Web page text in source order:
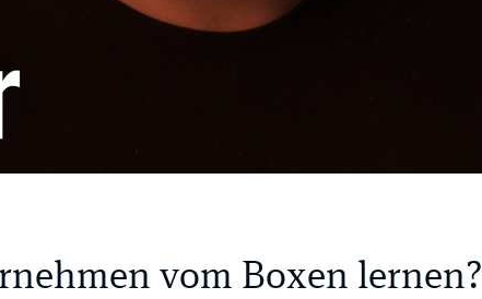
vom Boxen lernen?